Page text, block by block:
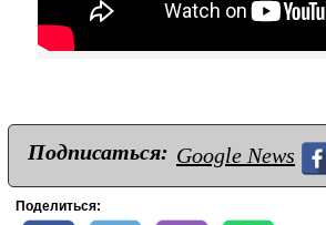
Подписаться: Google News
Поделиться: